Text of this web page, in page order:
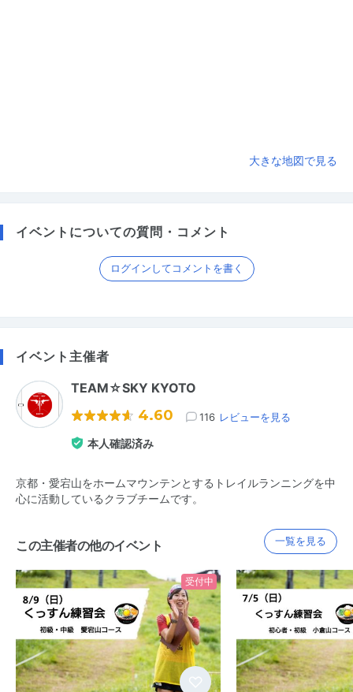
大きな地図で見る
イベントについての質問・コメント
ログインしてコメントを書く
イベント主催者
TEAM☆SKY KYOTO
4.60 116 レビューを見る
本人確認済み
京都・愛宕山をホームマウンテンとするトレイルランニングを中
心に活動しているクラブチームです。
この主催者の他のイベント 一覧を見る
受付中